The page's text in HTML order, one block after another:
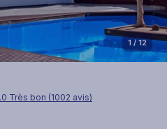
1 / 12
Très bon (1002 avis)